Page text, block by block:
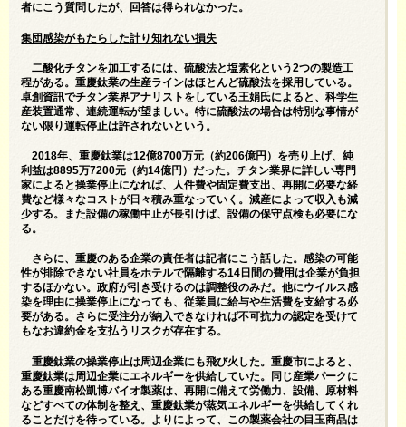
者にこう質問したが、回答は得られなかった。
集団感染がもたらした計り知れない損失
二酸化チタンを加工するには、硫酸法と塩素化という2つの製造工
程がある。重慶鈦業の生産ラインはほとんど硫酸法を採用している。
卓創資訊でチタン業界アナリストをしている王娟氏によると、科学生
産装置通常、連続運転が望ましい。特に硫酸法の場合は特別な事情が
ない限り運転停止は許されないという。
2018年、重慶鈦業は12億8700万元（約206億円）を売り上げ、純
利益は8895万7200元（約14億円）だった。チタン業界に詳しい専門
家によると操業停止になれば、人件費や固定費支出、再開に必要な経
費など様々なコストが日々積み重なっていく。減産によって収入も減
少する。また設備の稼働中止が長引けば、設備の保守点検も必要にな
る。
さらに、重慶のある企業の責任者は記者にこう話した。感染の可能
性が排除できない社員をホテルで隔離する14日間の費用は企業が負担
するほかない。政府が引き受けるのは調整役のみだ。他にウイルス感
染を理由に操業停止になっても、従業員に給与や生活費を支給する必
要がある。さらに受注分が納入できなければ不可抗力の認定を受けて
もなお違約金を支払うリスクが存在する。
重慶鈦業の操業停止は周辺企業にも飛び火した。重慶市によると、
重慶鈦業は周辺企業にエネルギーを供給していた。同じ産業パークに
ある重慶南松凱博バイオ製薬は、再開に備えて労働力、設備、原材料
などすべての体制を整え、重慶鈦業が蒸気エネルギーを供給してくれ
ることだけを待っている。よりによって、この製薬会社の目玉商品は